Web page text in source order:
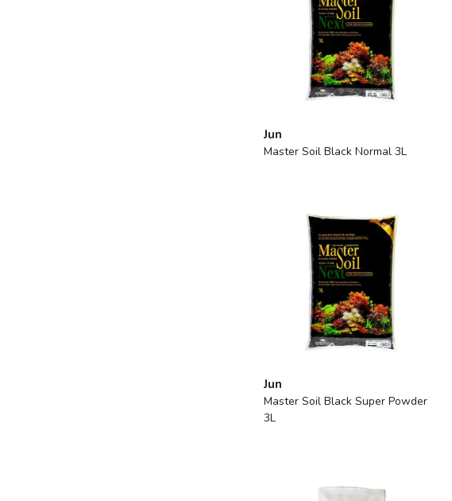
Jun
Master Soil Black Normal 3L
Jun
Master Soil Black Super Powder
3L